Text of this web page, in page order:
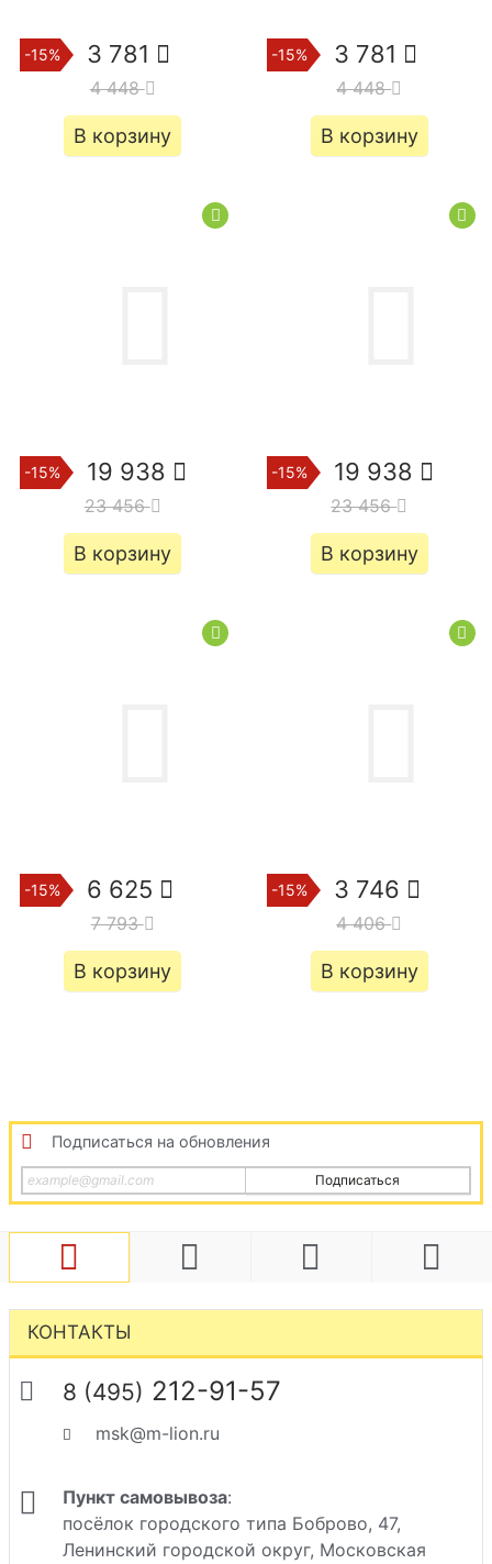
-15% 3 781
4 448
В корзину
-15% 3 781
4 448
В корзину
-15% 19 938
23 456
В корзину
-15% 19 938
23 456
В корзину
-15% 6 625
7 793
В корзину
-15% 3 746
4 406
В корзину
Подписаться на обновления
Подписаться
КОНТАКТЫ
8 (495) 212-91-57
msk@m-lion.ru
Пункт самовывоза:
посёлок городского типа Боброво, 47,
Ленинский городской округ, Московская